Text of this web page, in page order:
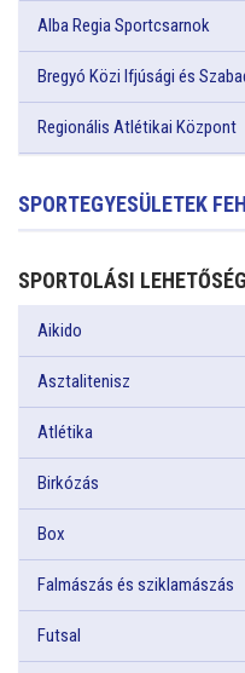
Alba Regia Sportcsarnok
Bregyó Közi Ifjúsági és
Regionális Atlétikai Központ
SPORTEGYESÜLETEK
SPORTOLÁSI
Aikido
Asztalitenisz
Atlétika
Birkózás
Box
Falmászás és sziklamászás
Futsal